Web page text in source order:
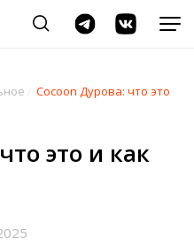
Cocoon Дурова: что это
это и как